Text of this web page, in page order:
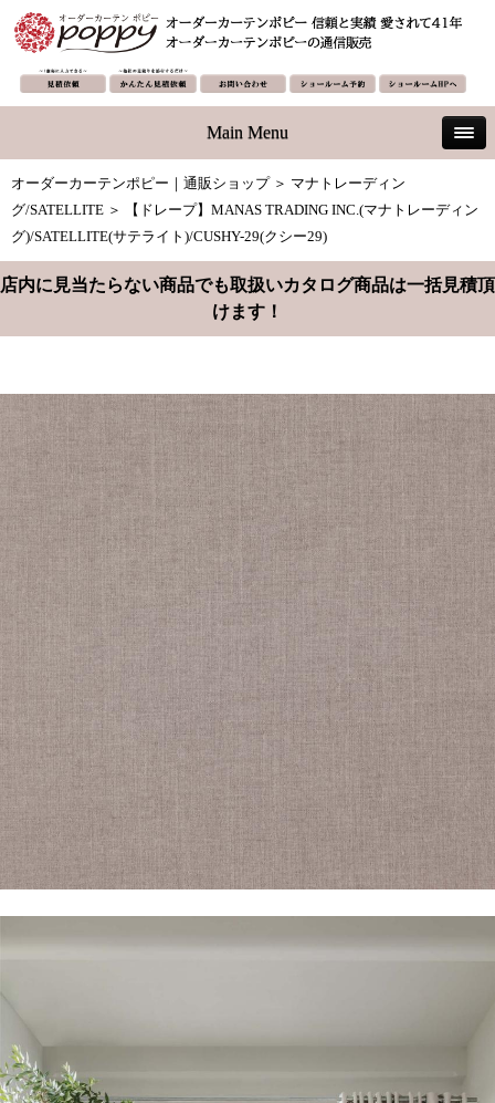
Main Menu
オーダーカーテンポピー｜通販ショップ＞ マナトレーディン
グ/SATELLITE ＞ 【ドレープ】MANAS TRADING INC.(マナトレーディン
グ)/SATELLITE(サテライト)/CUSHY-29(クシー29)
店内に見当たらない商品でも取扱いカタログ商品は一括見積頂
けます！